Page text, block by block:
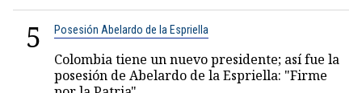
5 Posesión Abelardo de la Espriella
Colombia tiene un nuevo presidente; así fue la
posesión de Abelardo de la Espriella: "Firme